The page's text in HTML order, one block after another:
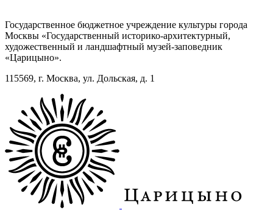
Государственное бюджетное учреждение культуры города
Москвы «Государственный историко-архитектурный,
художественный и ландшафтный музей-заповедник
«Царицыно».
115569, г. Москва, ул. Дольская, д. 1